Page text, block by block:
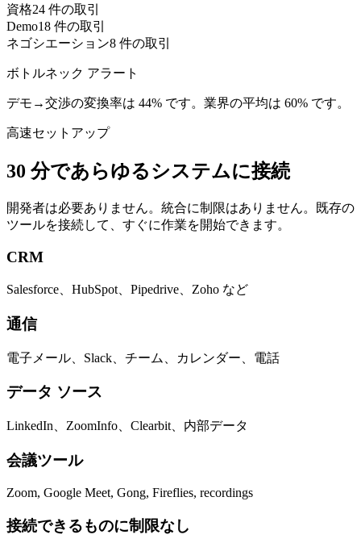
資格24 件の取引
Demo18 件の取引
ネゴシエーション8 件の取引
ボトルネック アラート
デモ→交渉の変換率は 44% です。業界の平均は 60% です。
高速セットアップ
30 分であらゆるシステムに接続
開発者は必要ありません。統合に制限はありません。既存の
ツールを接続して、すぐに作業を開始できます。
CRM
Salesforce、HubSpot、Pipedrive、Zoho など
通信
電子メール、Slack、チーム、カレンダー、電話
データ ソース
LinkedIn、ZoomInfo、Clearbit、内部データ
会議ツール
Zoom, Google Meet, Gong, Fireflies, recordings
接続できるものに制限なし